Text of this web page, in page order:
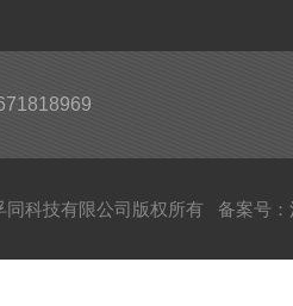
同科技有限公司版权所有 备案号：